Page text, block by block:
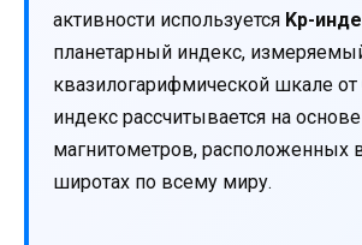
активности используется Kp-
планетарный индекс,
квазилогарифмической шкале от
индекс рассчитывается на
магнитометров, расположенных
широтах по всему миру.